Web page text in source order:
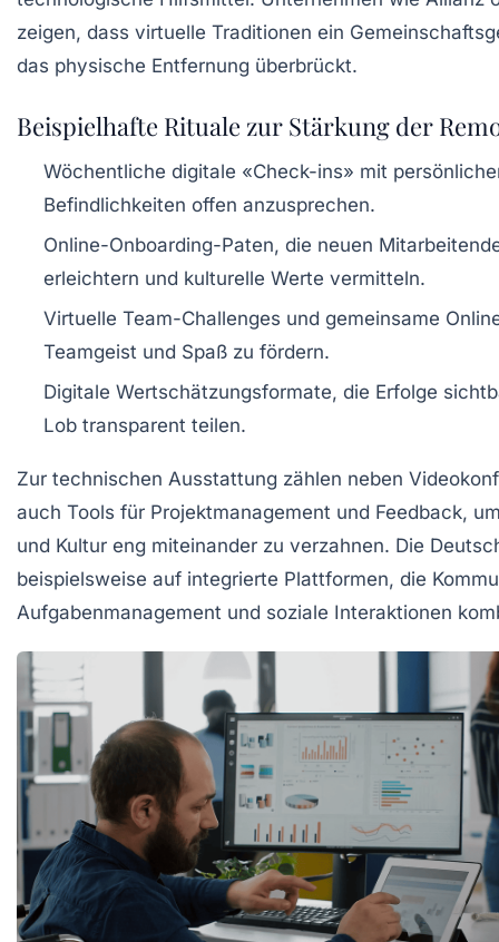
zeigen, dass virtuelle Traditionen ein
das physische Entfernung überbrückt.
Beispielhafte Rituale zur Stärkung der
Wöchentliche digitale «Check-ins» mit
Befindlichkeiten offen anzusprechen.
Online-Onboarding-Paten, die neuen
erleichtern und kulturelle Werte vermitteln.
Virtuelle Team-Challenges und gemeinsame
Teamgeist und Spaß zu fördern.
Digitale Wertschätzungsformate, die Erfolge
Lob transparent teilen.
Zur technischen Ausstattung zählen neben
auch Tools für Projektmanagement und Feedback,
und Kultur eng miteinander zu verzahnen. Die
beispielsweise auf integrierte Plattformen, die
Aufgabenmanagement und soziale Interaktionen